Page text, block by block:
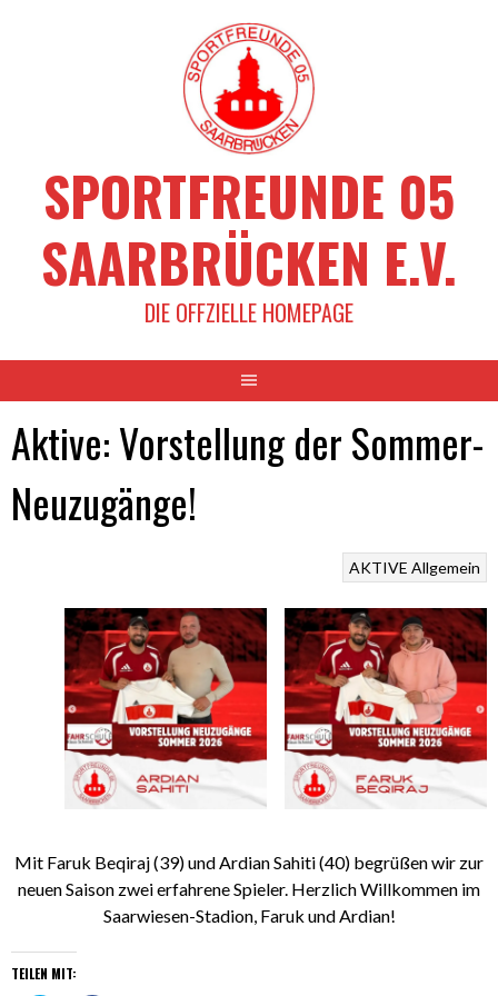
SPORTFREUNDE 05
SAARBRÜCKEN E.V.
DIE OFFZIELLE HOMEPAGE
Aktive: Vorstellung der Sommer-
Neuzugänge!
AKTIVE Allgemein
Mit Faruk Beqiraj (39) und Ardian Sahiti (40) begrüßen wir zur
neuen Saison zwei erfahrene Spieler. Herzlich Willkommen im
Saarwiesen-Stadion, Faruk und Ardian!
TEILEN MIT: